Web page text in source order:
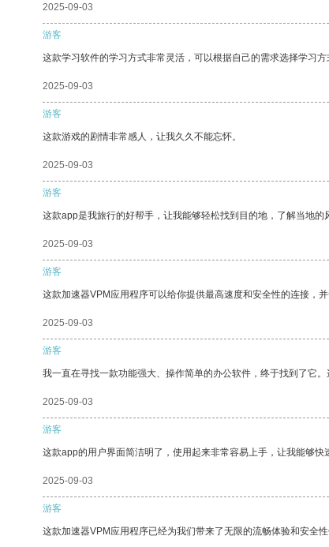
2025-09-03
游客
这款学习软件的学习方式非常灵活，可以根据自己的需求选择学习
2025-09-03
游客
这款游戏的剧情非常感人，让我久久不能忘怀。
2025-09-03
游客
这款app是我旅行的好帮手，让我能够轻松找到目的地，了解当地的
2025-09-03
游客
这款加速器VPM应用程序可以给你提供最高速度和安全性的连接，并
2025-09-03
游客
我一直在寻找一款功能强大、操作简单的办公软件，终于找到了它
2025-09-03
游客
这款app的用户界面简洁明了，使用起来非常容易上手，让我能够快
2025-09-03
游客
这款加速器VPM应用程序已经为我们带来了无限的流畅体验和安全性